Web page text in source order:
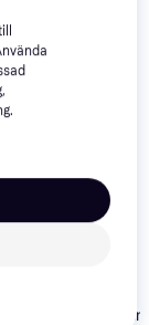
Swedoor